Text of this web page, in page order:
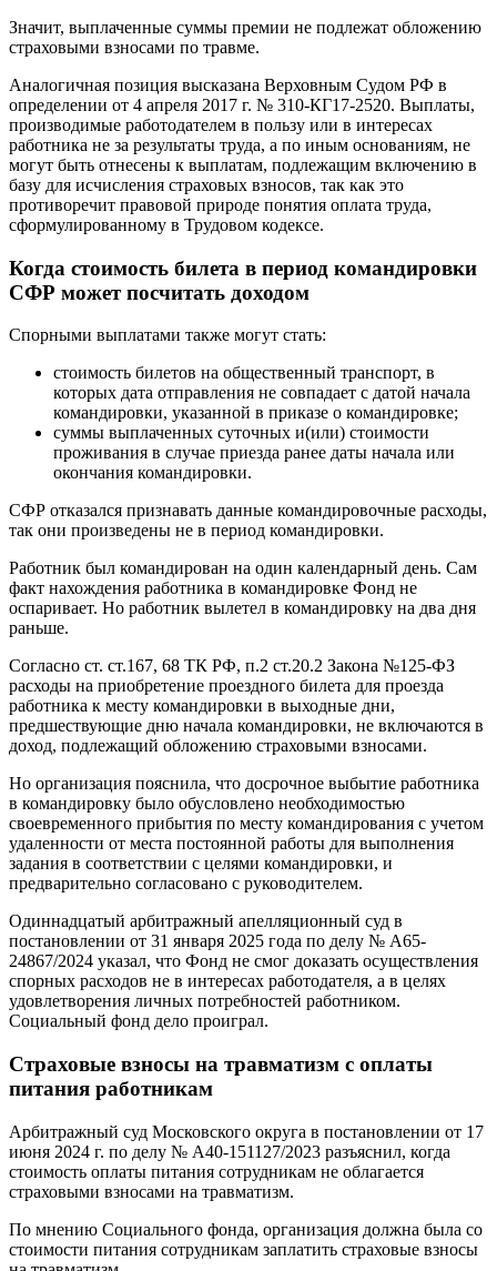
Значит, выплаченные суммы премии не подлежат обложению
страховыми взносами по травме.
Аналогичная позиция высказана Верховным Судом РФ в
определении от 4 апреля 2017 г. № 310-КГ17-2520. Выплаты,
производимые работодателем в пользу или в интересах
работника не за результаты труда, а по иным основаниям, не
могут быть отнесены к выплатам, подлежащим включению в
базу для исчисления страховых взносов, так как это
противоречит правовой природе понятия оплата труда,
сформулированному в Трудовом кодексе.
Когда стоимость билета в период командировки
СФР может посчитать доходом
Спорными выплатами также могут стать:
стоимость билетов на общественный транспорт, в
которых дата отправления не совпадает с датой начала
командировки, указанной в приказе о командировке;
суммы выплаченных суточных и(или) стоимости
проживания в случае приезда ранее даты начала или
окончания командировки.
СФР отказался признавать данные командировочные расходы,
так они произведены не в период командировки.
Работник был командирован на один календарный день. Сам
факт нахождения работника в командировке Фонд не
оспаривает. Но работник вылетел в командировку на два дня
раньше.
Согласно ст. ст.167, 68 ТК РФ, п.2 ст.20.2 Закона №125-ФЗ
расходы на приобретение проездного билета для проезда
работника к месту командировки в выходные дни,
предшествующие дню начала командировки, не включаются в
доход, подлежащий обложению страховыми взносами.
Но организация пояснила, что досрочное выбытие работника
в командировку было обусловлено необходимостью
своевременного прибытия по месту командирования с учетом
удаленности от места постоянной работы для выполнения
задания в соответствии с целями командировки, и
предварительно согласовано с руководителем.
Одиннадцатый арбитражный апелляционный суд в
постановлении от 31 января 2025 года по делу № А65-
24867/2024 указал, что Фонд не смог доказать осуществления
спорных расходов не в интересах работодателя, а в целях
удовлетворения личных потребностей работником.
Социальный фонд дело проиграл.
Страховые взносы на травматизм с оплаты
питания работникам
Арбитражный суд Московского округа в постановлении от 17
июня 2024 г. по делу № А40-151127/2023 разъяснил, когда
стоимость оплаты питания сотрудникам не облагается
страховыми взносами на травматизм.
По мнению Социального фонда, организация должна была со
стоимости питания сотрудникам заплатить страховые взносы